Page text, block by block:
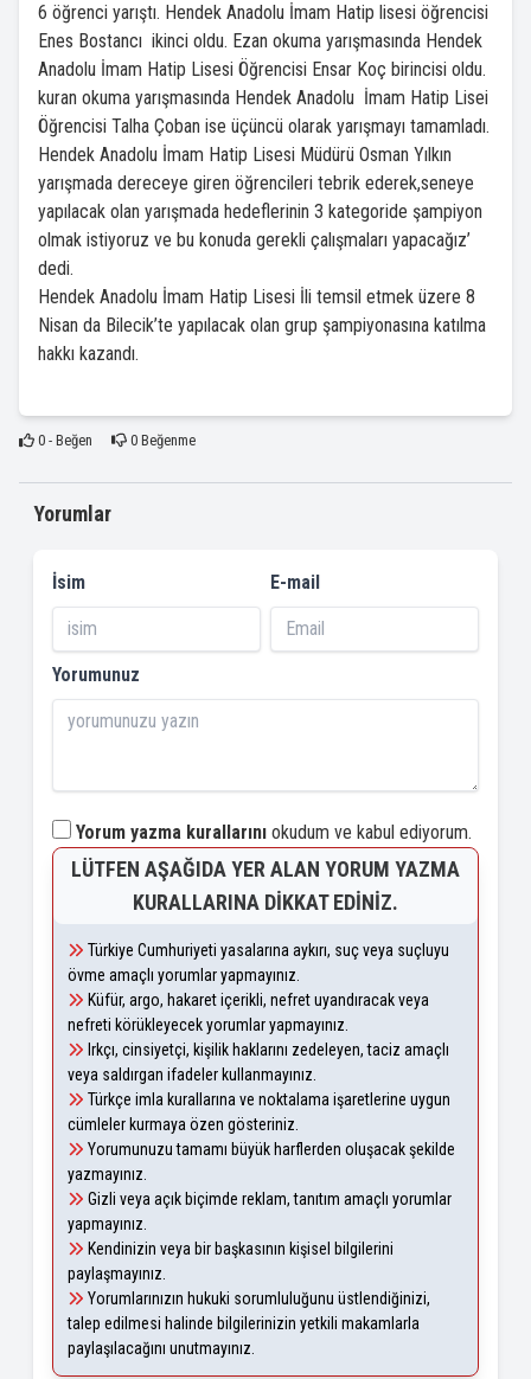
6 öğrenci yarıştı. Hendek Anadolu İmam Hatip lisesi öğrencisi
Enes Bostancı ikinci oldu. Ezan okuma yarışmasında Hendek
Anadolu İmam Hatip Lisesi Öğrencisi Ensar Koç birincisi oldu.
kuran okuma yarışmasında Hendek Anadolu İmam Hatip Lisei
Öğrencisi Talha Çoban ise üçüncü olarak yarışmayı tamamladı.
Hendek Anadolu İmam Hatip Lisesi Müdürü Osman Yılkın
yarışmada dereceye giren öğrencileri tebrik ederek,seneye
yapılacak olan yarışmada hedeflerinin 3 kategoride şampiyon
olmak istiyoruz ve bu konuda gerekli çalışmaları yapacağız’
dedi.
Hendek Anadolu İmam Hatip Lisesi İli temsil etmek üzere 8
Nisan da Bilecik’te yapılacak olan grup şampiyonasına katılma
hakkı kazandı.
0- Beğen 0Beğenme
Yorumlar
İsim E-mail
Yorumunuz
Yorum yazma kurallarını okudum ve kabul ediyorum.
LÜTFEN AŞAĞIDA YER ALAN YORUM YAZMA
KURALLARINA DIKKAT EDINIZ.
Türkiye Cumhuriyeti yasalarına aykırı, suç veya suçluyu
övme amaçlı yorumlar yapmayınız.
Küfür, argo, hakaret içerikli, nefret uyandıracak veya
nefreti körükleyecek yorumlar yapmayınız.
Irkçı, cinsiyetçi, kişilik haklarını zedeleyen, taciz amaçlı
veya saldırgan ifadeler kullanmayınız.
Türkçe imla kurallarına ve noktalama işaretlerine uygun
cümleler kurmaya özen gösteriniz.
Yorumunuzu tamamı büyük harflerden oluşacak şekilde
yazmayınız.
Gizli veya açık biçimde reklam, tanıtım amaçlı yorumlar
yapmayınız.
Kendinizin veya bir başkasının kişisel bilgilerini
paylaşmayınız.
Yorumlarınızın hukuki sorumluluğunu üstlendiğinizi,
talep edilmesi halinde bilgilerinizin yetkili makamlarla
paylaşılacağını unutmayınız.